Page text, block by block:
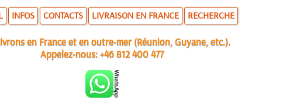
INFOS CONTACTS LIVRAISON EN FRANCE RECHERCHE
en France et en outre-mer (Réunion, Guyane, etc.).
Appelez-nous:+46 812 400 477